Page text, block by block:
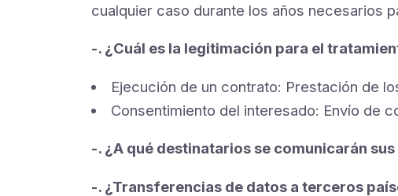
cualquier caso durante los años necesarios
-. ¿Cuál es la legitimación para el
Ejecución de un contrato: Prestación de
Consentimiento del interesado: Envío de
-. ¿A qué destinatarios se comunicarán
-. ¿Transferencias de datos a terceros